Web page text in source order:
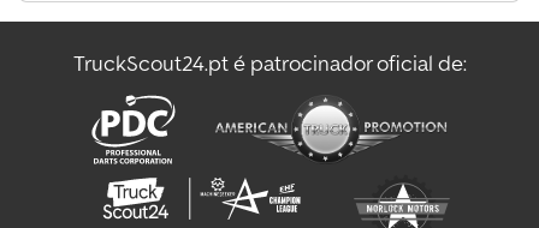
Transportador De Cavalos/Carneiros
Veículo De Manobra
TruckScout24.pt é patrocinador oficial de: